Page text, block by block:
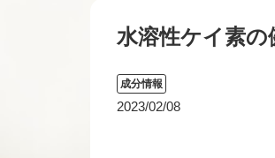
水溶性ケイ素の
成分情報
2023/02/08